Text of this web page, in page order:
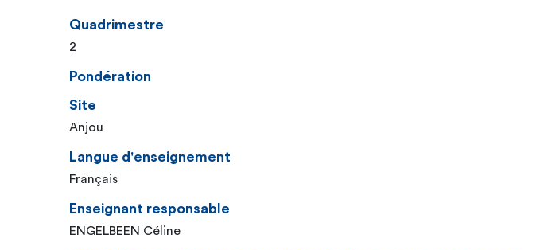
Quadrimestre
2
Pondération
Site
Anjou
Langue d'enseignement
Français
Enseignant responsable
ENGELBEEN Céline